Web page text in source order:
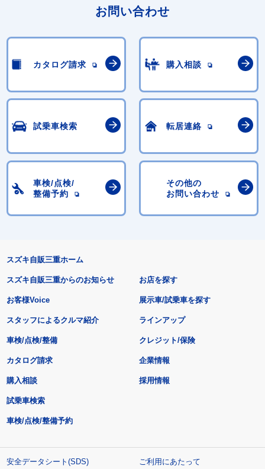
お問い合わせ
カタログ請求 購入相談
試乗車検索 転居連絡
車検/点検/
整備予約
その他の
お問い合わせ
スズキ自販三重ホーム
スズキ自販三重からのお知らせ
お客様Voice
スタッフによるクルマ紹介
お店を探す
展示車/試乗車を探す
ラインアップ
車検/点検/整備 クレジット/保険
カタログ請求
購入相談
試乗車検索
車検/点検/整備予約
企業情報
採用情報
安全データシート(SDS)
ご利用にあたって